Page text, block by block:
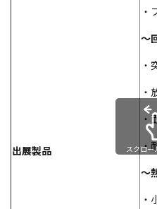
出展製品
・
～
・
・
・
・
～
・
スクロー